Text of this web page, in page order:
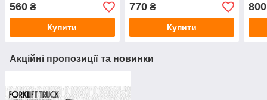
560 ₴
Купити
770₴
Купити
800
Акційні пропозиції та новинки